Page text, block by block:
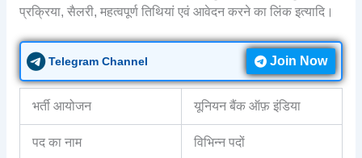
प्रक्रिया, सैलरी, महत्वपूर्ण तिथियां एवं आवेदन करने का लिंक इत्यादि।
Telegram Channel Join Now
भर्ती आयोजन यूनियन बैंक ऑफ़ इंडिया
पद का नाम विभिन्न पदों